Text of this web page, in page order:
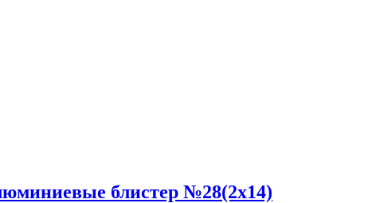
блистер №28(2x14)